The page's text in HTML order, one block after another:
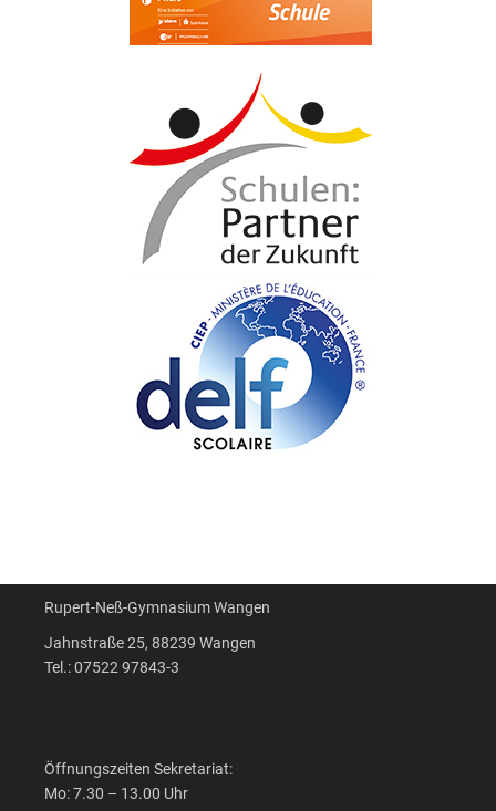
Rupert-Neß-Gymnasium Wangen
Jahnstraße 25, 88239 Wangen
Tel.: 07522 97843-3
Öffnungszeiten Sekretariat:
Mo: 7.30 – 13.00 Uhr